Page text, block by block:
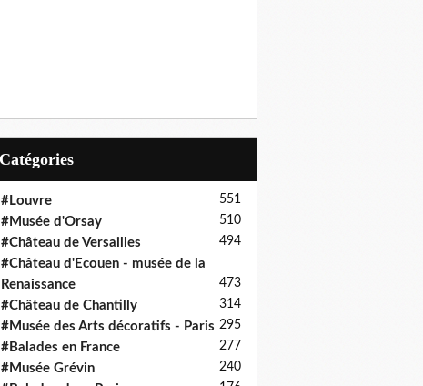
Catégories
#Louvre 551
#Musée d'Orsay 510
#Château de Versailles 494
#Château d'Ecouen - musée de la
Renaissance
473
#Château de Chantilly 314
#Musée des Arts décoratifs - Paris 295
#Balades en France 277
#Musée Grévin 240